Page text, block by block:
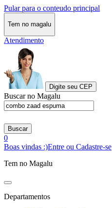
Pular para o conteudo principal
Tem no magalu
Atendimento
Digite seu CEP
Buscar no Magalu
Buscar
0
Boas vindas :)Entre ou Cadastre-se
Tem no Magalu
Departamentos